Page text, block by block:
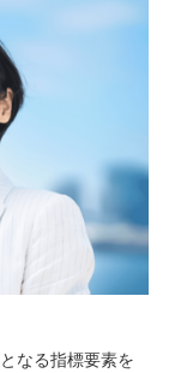
なる指標要素を